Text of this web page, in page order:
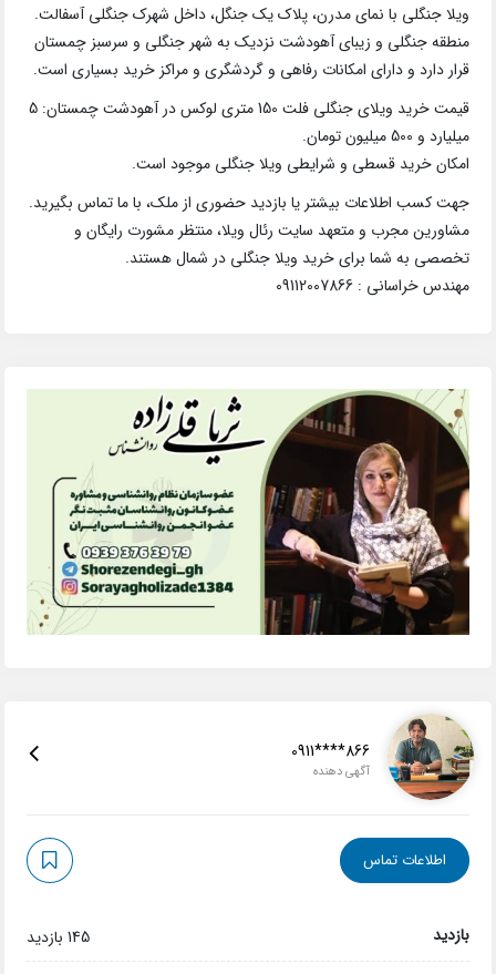
ویلا جنگلی با نمای مدرن، پلاک یک جنگل، داخل شهرک جنگلی آسفالت.
منطقه جنگلی و زیبای آهودشت نزدیک به شهر جنگلی و سرسبز چمستان
قرار دارد و دارای امکانات رفاهی و گردشگری و مراکز خرید بسیاری است.
قیمت خرید ویلای جنگلی فلت 150 متری لوکس در آهودشت چمستان: 5
میلیارد و 500 میلیون تومان.
امکان خرید قسطی و شرایطی ویلا جنگلی موجود است.
جهت کسب اطلاعات بیشتر یا بازدید حضوری از ملک، با ما تماس بگیرید.
مشاورین مجرب و متعهد سایت رئال ویلا، منتظر مشورت رایگان و
تخصصی به شما برای خرید ویلا جنگلی در شمال هستند.
مهندس خراسانی : 09112007866
0911****866
آگهی دهنده
اطلاعات تماس
بازدید 145 بازدید